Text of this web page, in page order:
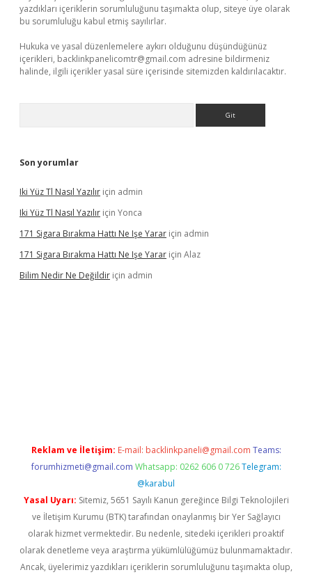
yazdıkları içeriklerin sorumluluğunu taşımakta olup, siteye üye olarak
bu sorumluluğu kabul etmiş sayılırlar.
Hukuka ve yasal düzenlemelere aykırı olduğunu düşündüğünüz
içerikleri, backlinkpanelicomtr@gmail.com adresine bildirmeniz
halinde, ilgili içerikler yasal süre içerisinde sitemizden kaldırılacaktır.
Son yorumlar
Iki Yüz Tl Nasıl Yazılır için admin
Iki Yüz Tl Nasıl Yazılır için Yonca
171 Sigara Bırakma Hattı Ne Işe Yarar için admin
171 Sigara Bırakma Hattı Ne Işe Yarar için Alaz
Bilim Nedir Ne Değildir için admin
Reklam ve İletişim: E-mail: backlinkpaneli@gmail.com Teams:
forumhizmeti@gmail.com Whatsapp: 0262 606 0 726 Telegram:
@karabul
Yasal Uyarı: Sitemiz, 5651 Sayılı Kanun gereğince Bilgi Teknolojileri
ve İletişim Kurumu (BTK) tarafından onaylanmış bir Yer Sağlayıcı
olarak hizmet vermektedir. Bu nedenle, sitedeki içerikleri proaktif
olarak denetleme veya araştırma yükümlülüğümüz bulunmamaktadır.
Ancak, üyelerimiz yazdıkları içeriklerin sorumluluğunu taşımakta olup,